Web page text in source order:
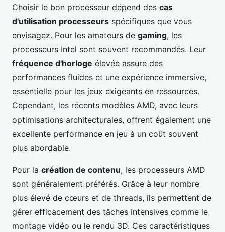
Choisir le bon processeur dépend des cas
d'utilisation processeurs spécifiques que vous
envisagez. Pour les amateurs de gaming, les
processeurs Intel sont souvent recommandés. Leur
fréquence d'horloge élevée assure des
performances fluides et une expérience immersive,
essentielle pour les jeux exigeants en ressources.
Cependant, les récents modèles AMD, avec leurs
optimisations architecturales, offrent également une
excellente performance en jeu à un coût souvent
plus abordable.
Pour la création de contenu, les processeurs AMD
sont généralement préférés. Grâce à leur nombre
plus élevé de cœurs et de threads, ils permettent de
gérer efficacement des tâches intensives comme le
montage vidéo ou le rendu 3D. Ces caractéristiques